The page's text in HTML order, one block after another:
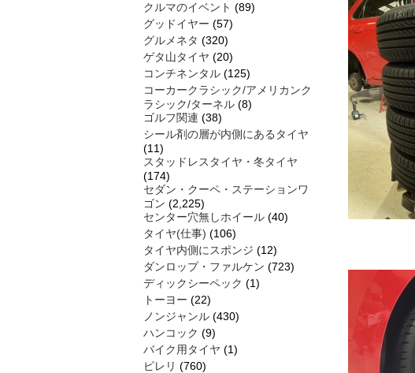
クルマのイベント (89)
グッドイヤー (57)
グルメネタ (320)
ゲタ山タイヤ (20)
コンチネンタル (125)
コーカークラシック/アメリカンク
ラシック/ターネル (8)
ゴルフ関連 (38)
シール剤の層が内側にあるタイヤ
(11)
スタッドレスタイヤ・冬タイヤ
(174)
セダン・クーペ・ステーションワ
ゴン (2,225)
センター穴無しホイール (40)
タイヤ(仕事) (106)
タイヤ内側にスポンジ (12)
ダンロップ・ファルケン (723)
ディックシーペック (1)
トーヨー (22)
ノンジャンル (430)
ハンコック (9)
バイク用タイヤ (1)
ピレリ (760)